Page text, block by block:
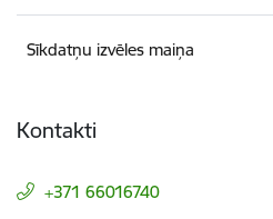
Sīkdatņu izvēles maiņa
Kontakti
+371 66016740